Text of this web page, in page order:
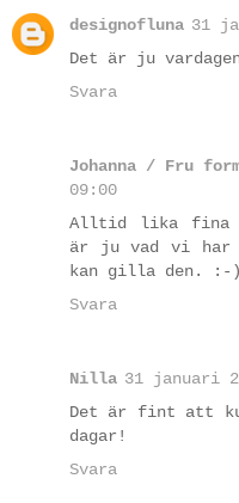
designofluna 31
Det är ju
Svara
Johanna / Fru
09:00
Alltid lika fina
är ju vad vi har
kan gilla den. :-)
Svara
Nilla 31 januari
Det är fint att
dagar!
Svara